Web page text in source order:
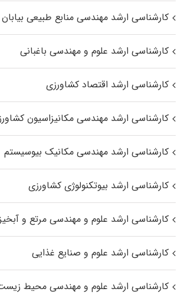
کارشناسی ارشد مهندسی منابع طبیعی بیابان
کارشناسی ارشد علوم و مهندسی باغبانی
کارشناسی ارشد اقتصاد کشاورزی
کارشناسی ارشد مهندسی مکانیزاسیون
کارشناسی ارشد مهندسی مکانیک بیوسیستم
کارشناسی ارشد بیوتکنولوژی کشاورزی
کارشناسی ارشد علوم و مهندسی مرتع و
کارشناسی ارشد علوم و صنایع غذایی
کارشناسی ارشد علوم و مهندسی محیط